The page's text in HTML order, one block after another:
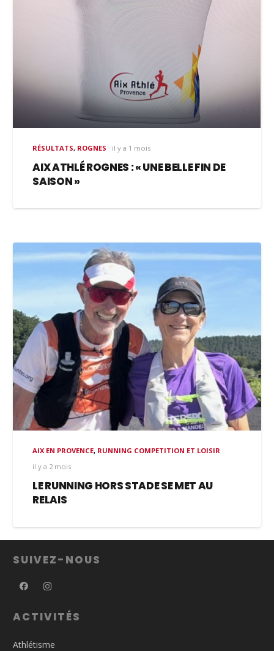
RÉSULTATS, ROGNES il y a 1 mois
AIX ATHLÉ ROGNES : « UNE BELLE FIN DE
SAISON »
AIX EN PROVENCE, RUNNING COMPETITION ET LOISIR
il y a 2 mois
LE RUNNING HORS STADE SE MET AU
RELAIS
SUIVEZ-NOUS
ACTIVITÉS
Athlétisme